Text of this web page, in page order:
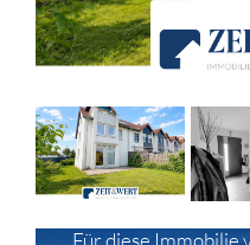
Für diese Immobilie